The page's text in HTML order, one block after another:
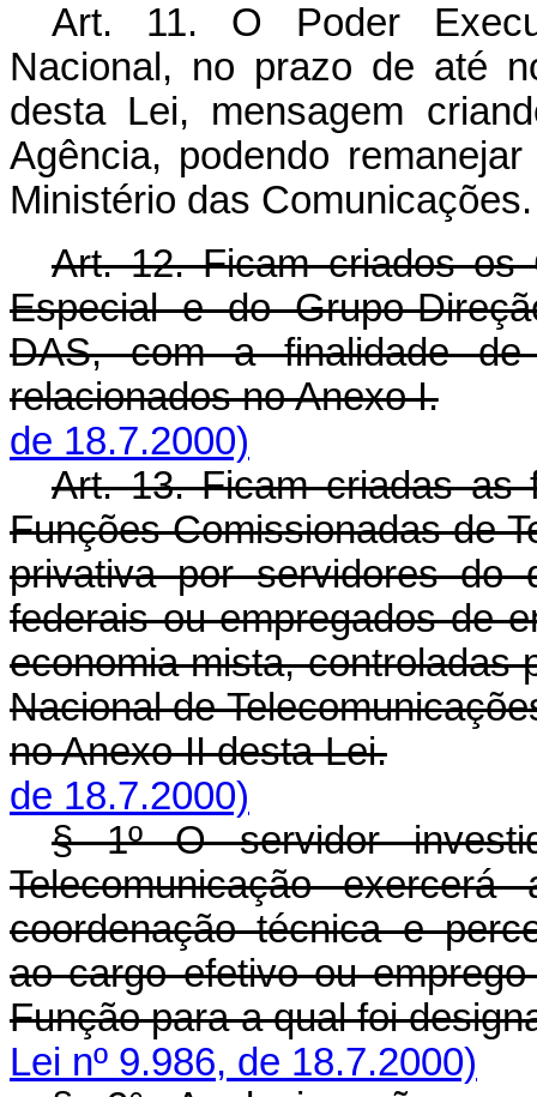
Art. 11. O Poder
Nacional, no prazo de até
desta Lei, mensagem
Agência, podendo
Ministério das Comunicações.
Art. 12. Ficam criados os
Especial e do Grupo-
DAS, com a finalidade
relacionados no Anexo I.
de 18.7.2000)
Art. 13. Ficam criadas as
Funções Comissionadas de
privativa por servidores do
federais ou empregados de
economia mista, controladas
Nacional de
no Anexo II desta Lei.
de 18.7.2000)
§ 1º O servidor
Telecomunicação
coordenação técnica e
ao cargo efetivo ou
Função para a qual foi
Lei nº 9.986, de 18.7.2000)